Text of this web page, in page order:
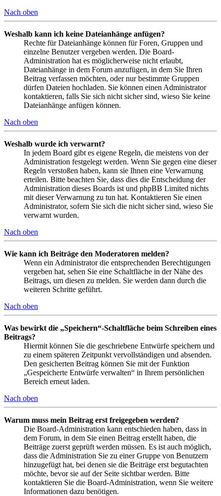
Nach oben
Weshalb kann ich keine Dateianhänge anfügen?
Rechte für Dateianhänge können für Foren, Gruppen und
einzelne Benutzer vergeben werden. Die Board-
Administration hat es möglicherweise nicht erlaubt,
Dateianhänge in dem Forum anzufügen, in dem Sie Ihren
Beitrag verfassen möchten, oder nur bestimmte Gruppen
dürfen Dateien hochladen. Sie können einen Administrator
kontaktieren, falls Sie sich nicht sicher sind, wieso Sie keine
Dateianhänge anfügen können.
Nach oben
Weshalb wurde ich verwarnt?
In jedem Board gibt es eigene Regeln, die meistens von der
Administration festgelegt werden. Wenn Sie gegen eine dieser
Regeln verstoßen haben, kann sie Ihnen eine Verwarnung
erteilen. Bitte beachten Sie, dass dies die Entscheidung der
Administration dieses Boards ist und phpBB Limited nichts
mit dieser Verwarnung zu tun hat. Kontaktieren Sie einen
Administrator, sofern Sie sich die nicht sicher sind, wieso Sie
verwarnt wurden.
Nach oben
Wie kann ich Beiträge den Moderatoren melden?
Wenn ein Administrator die entsprechenden Berechtigungen
vergeben hat, sehen Sie eine Schaltfläche in der Nähe des
Beitrags, um diesen zu melden. Sie werden dann durch die
weiteren Schritte geführt.
Nach oben
Was bewirkt die „Speichern“-Schaltfläche beim Schreiben eines
Beitrags?
Hiermit können Sie die geschriebene Entwürfe speichern und
zu einem späteren Zeitpunkt vervollständigen und absenden.
Den gesicherten Beitrag können Sie mit der Funktion
„Gespeicherte Entwürfe verwalten“ in Ihrem persönlichen
Bereich erneut laden.
Nach oben
Warum muss mein Beitrag erst freigegeben werden?
Die Board-Administration kann entschieden haben, dass in
dem Forum, in dem Sie einen Beitrag erstellt haben, die
Beiträge zuerst geprüft werden müssen. Es ist auch möglich,
dass die Administration Sie zu einer Gruppe von Benutzern
hinzugefügt hat, bei denen sie die Beiträge erst begutachten
möchte, bevor sie auf der Seite sichtbar werden. Bitte
kontaktieren Sie die Board-Administration, wenn Sie weitere
Informationen dazu benötigen.